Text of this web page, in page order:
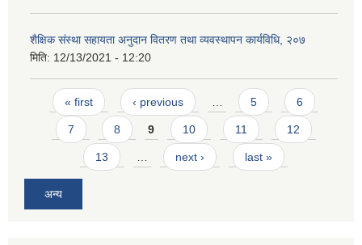
शैक्षिक संस्था सहायता अनुदान वितरण तथा व्यवस्थापन कार्यविधि, २०७
मिति: 12/13/2021 - 12:20
Pages
« first ‹ previous 5 6
7 8 9 10 11 12
13 next › last »
अन्य